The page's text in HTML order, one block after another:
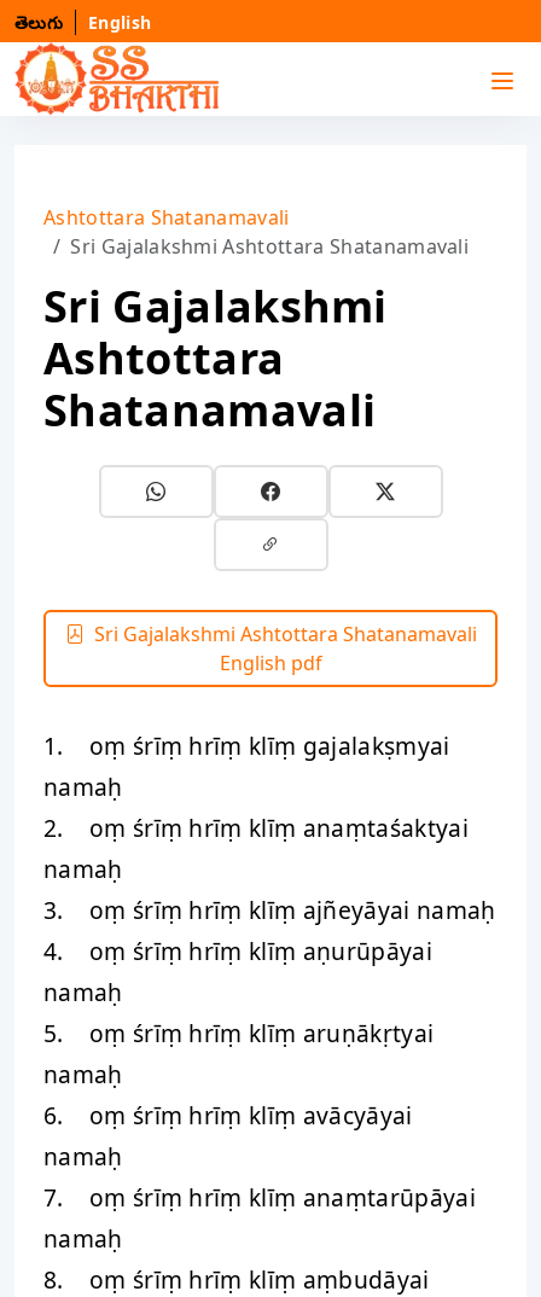
తెలుగు English
Ashtottara Shatanamavali
Sri Gajalakshmi Ashtottara Shatanamavali
Sri Gajalakshmi
Ashtottara
Shatanamavali
Sri Gajalakshmi Ashtottara Shatanamavali
English pdf
1. oṃ śrīṃ hrīṃ klīṃ gajalakṣmyai
namaḥ
2. oṃ śrīṃ hrīṃ klīṃ anaṃtaśaktyai
namaḥ
3. oṃ śrīṃ hrīṃ klīṃ ajñeyāyai namaḥ
4. oṃ śrīṃ hrīṃ klīṃ aṇurūpāyai
namaḥ
5. oṃ śrīṃ hrīṃ klīṃ aruṇākṛtyai
namaḥ
6. oṃ śrīṃ hrīṃ klīṃ avācyāyai
namaḥ
7. oṃ śrīṃ hrīṃ klīṃ anaṃtarūpāyai
namaḥ
8. oṃ śrīṃ hrīṃ klīṃ aṃbudāyai